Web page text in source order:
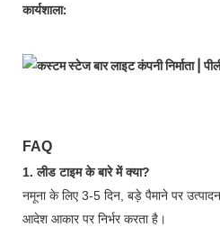
कार्यशाला:
FAQ
1. लीड टाइम के बारे में क्या?
नमूना के लिए 3-5 दिन, बड़े पैमाने पर
आदेश आकार पर निर्भर करता है।